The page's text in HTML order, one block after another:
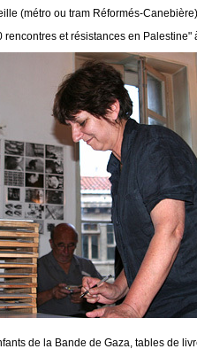
(métro ou tram Réformés-Canebière)
et résistances en Palestine"
de la Bande de Gaza, tables de